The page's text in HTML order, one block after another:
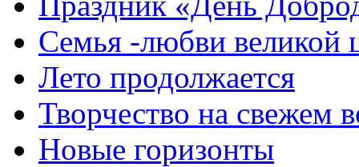
Семья -любви великой
Лето продолжается
Творчество на свежем
Новые горизонты